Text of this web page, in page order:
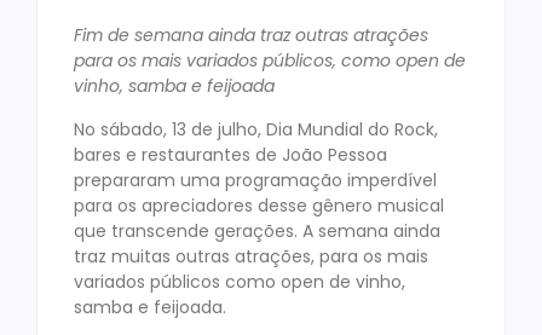
Fim de semana ainda traz outras atrações
para os mais variados públicos, como open de
vinho, samba e feijoada
No sábado, 13 de julho, Dia Mundial do Rock,
bares e restaurantes de João Pessoa
prepararam uma programação imperdível
para os apreciadores desse gênero musical
que transcende gerações. A semana ainda
traz muitas outras atrações, para os mais
variados públicos como open de vinho,
samba e feijoada.